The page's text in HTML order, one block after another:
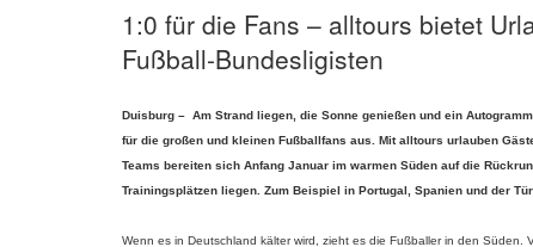
1:0 für die Fans – alltours bietet
Fußball-Bundesligisten
Duisburg – Am Strand liegen, die Sonne genießen und ein
für die großen und kleinen Fußballfans aus. Mit alltours urlauben
Teams bereiten sich Anfang Januar im warmen Süden auf die
Trainingsplätzen liegen. Zum Beispiel in Portugal, Spanien und der
Wenn es in Deutschland kälter wird, zieht es die Fußballer in den Süden.